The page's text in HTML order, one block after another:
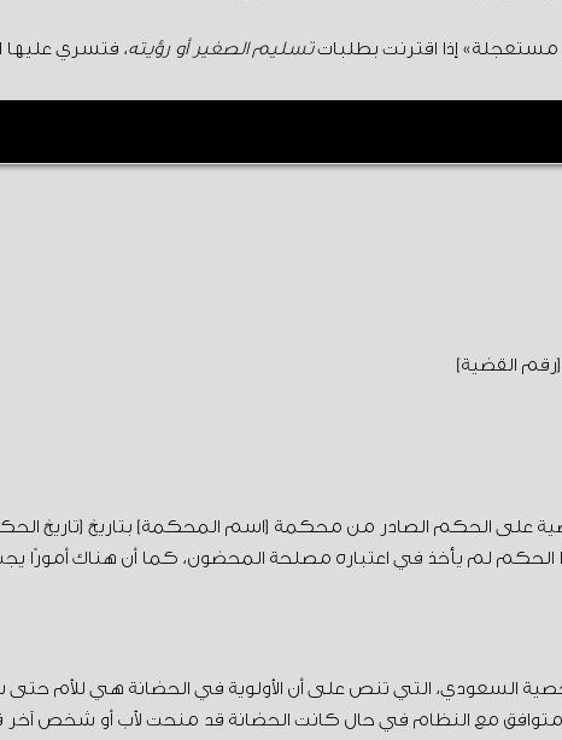
إذا اقترنت بطلباتتسليم الصغير أو رؤيته، فتسري عليها
القضية]
على الحكم الصادر من محكمة [اسم المحكمة] بتاريخ [تاريخ
لم يأخذ في اعتباره مصلحة المحضون، كما أن هناك أمورًا يجب
الأحوال الشخصية السعودي، التي تنص على أن الأولوية في الحضانة هي
مع النظام في حال كانت الحضانة قد منحت لأب أو شخص آخر